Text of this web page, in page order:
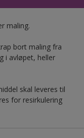
maling.
bort maling fra
i avløpet, heller
skal leveres til
for resirkulering